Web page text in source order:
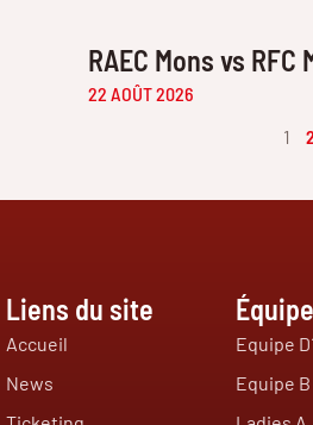
RAEC Mons vs RFC
22 AOÛT 2026
1
Liens du site
Accueil
News
Equipe
Equipe B